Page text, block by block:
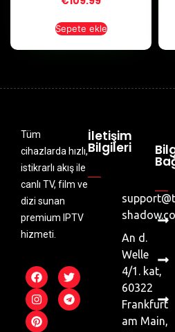
Sepete ekle
Tüm
cihazlarda hızlı,
istikrarlı akış ile
canlı TV, film ve
dizi sunan
premium IPTV
hizmeti.
İletişim
Bilgileri
An d.
Welle
4/1. kat,
60322
Frankfurt
am Main,